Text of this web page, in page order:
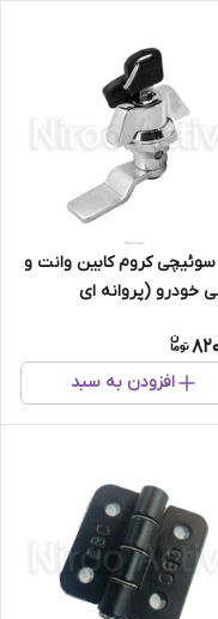
کروم کابین وانت و
خودرو (پروانه ای
افزودن به سبد